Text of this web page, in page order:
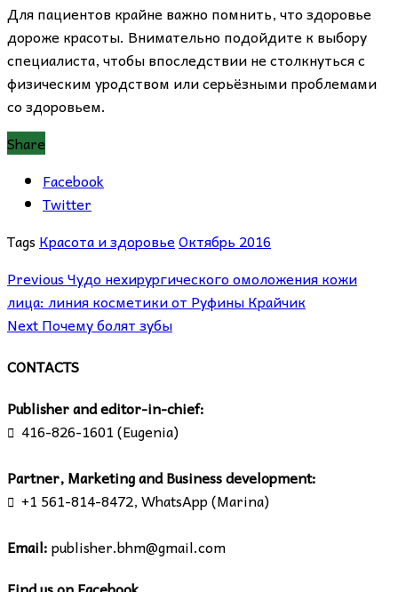
Для пациентов крайне важно помнить, что здоровье
дороже красоты. Внимательно подойдите к выбору
специалиста, чтобы впоследствии не столкнуться с
физическим уродством или серьёзными проблемами
со здоровьем.
Share
Facebook
Twitter
Tags Красота и здоровьеОктябрь 2016
PreviousЧудо нехирургического омоложения кожи
лица: линия косметики от Руфины Крайчик
NextПочему болят зубы
CONTACTS
Publisher and editor-in-chief:
 416-826-1601 (Eugenia)
Partner, Marketing and Business development:
 +1 561-814-8472, WhatsApp (Marina)
Email:publisher.bhm@gmail.com